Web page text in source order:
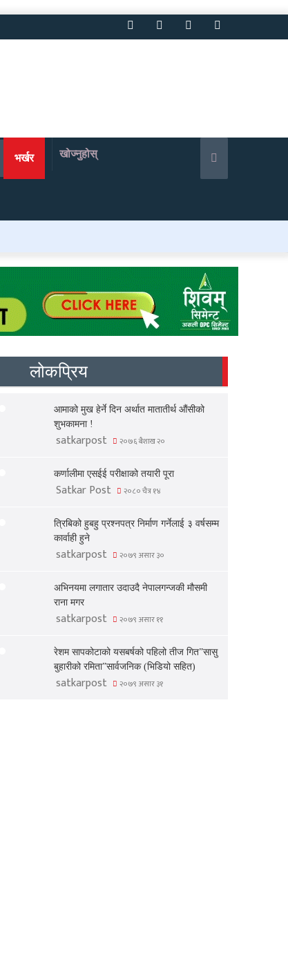
YouTube
Twitter
Facebook
भर्खर
लोकप्रिय
आमाको मुख हेर्ने दिन अर्थात मातातीर्थ औंसीको
शुभकामना !
satkarpost २०७६ बैशाख २०
कर्णालीमा एसईई परीक्षाको तयारी पूरा
Satkar Post २०८० चैत्र १४
त्रिबिको हुबहु प्रश्नपत्र निर्माण गर्नेलाई ३ वर्षसम्म
कार्वाही हुने
satkarpost २०७९ असार ३०
अभिनयमा लगातार उदाउदै नेपालगन्जकी मौसमी
राना मगर
satkarpost २०७९ असार ११
रेशम सापकोटाको यसबर्षको पहिलो तीज गित”सासु
बुहारीको रमिता”सार्वजनिक (भिडियो सहित)
satkarpost २०७९ असार ३१